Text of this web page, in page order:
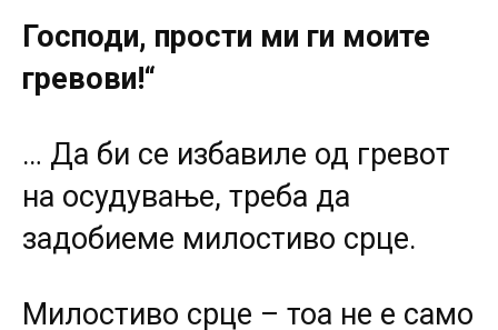
Господи, прости ми ги моите
гревови!“
… Да би се избавиле од гревот
на осудување, треба да
задобиеме милостиво срце.
Милостиво срце – тоа не е само